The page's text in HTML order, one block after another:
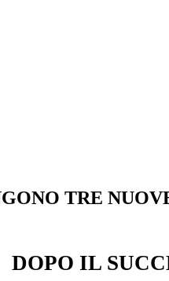
TRE
DOPO IL